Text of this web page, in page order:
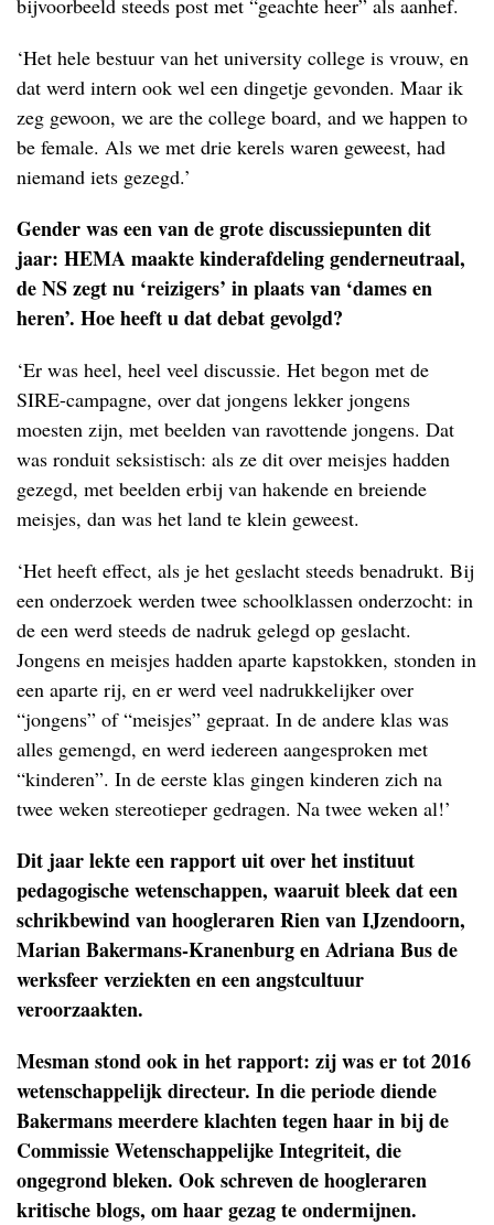
bijvoorbeeld steeds post met “geachte heer” als aanhef.
‘Het hele bestuur van het university college is vrouw, en
dat werd intern ook wel een dingetje gevonden. Maar ik
zeg gewoon, we are the college board, and we happen to
be female. Als we met drie kerels waren geweest, had
niemand iets gezegd.’
Gender was een van de grote discussiepunten dit
jaar: HEMA maakte kinderafdeling genderneutraal,
de NS zegt nu ‘reizigers’ in plaats van ‘dames en
heren’. Hoe heeft u dat debat gevolgd?
‘Er was heel, heel veel discussie. Het begon met de
SIRE-campagne, over dat jongens lekker jongens
moesten zijn, met beelden van ravottende jongens. Dat
was ronduit seksistisch: als ze dit over meisjes hadden
gezegd, met beelden erbij van hakende en breiende
meisjes, dan was het land te klein geweest.
‘Het heeft effect, als je het geslacht steeds benadrukt. Bij
een onderzoek werden twee schoolklassen onderzocht: in
de een werd steeds de nadruk gelegd op geslacht.
Jongens en meisjes hadden aparte kapstokken, stonden in
een aparte rij, en er werd veel nadrukkelijker over
“jongens” of “meisjes” gepraat. In de andere klas was
alles gemengd, en werd iedereen aangesproken met
“kinderen”. In de eerste klas gingen kinderen zich na
twee weken stereotieper gedragen. Na twee weken al!’
Dit jaar lekte een rapport uit over het instituut
pedagogische wetenschappen, waaruit bleek dat een
schrikbewind van hoogleraren Rien van IJzendoorn,
Marian Bakermans-Kranenburg en Adriana Bus de
werksfeer verziekten en een angstcultuur
veroorzaakten.
Mesman stond ook in het rapport: zij was er tot 2016
wetenschappelijk directeur. In die periode diende
Bakermans meerdere klachten tegen haar in bij de
Commissie Wetenschappelijke Integriteit, die
ongegrond bleken. Ook schreven de hoogleraren
kritische blogs, om haar gezag te ondermijnen.